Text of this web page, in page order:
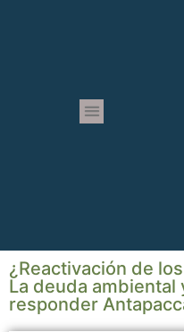
¿Reactivación de
La deuda ambiental
responder